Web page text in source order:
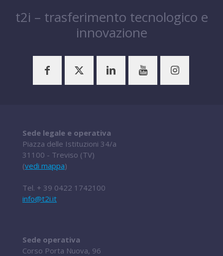
t2i – trasferimento tecnologico e
innovazione
Sede legale e operativa
Piazza delle Istituzioni 34/a
31100 - Treviso (TV)
(vedi mappa)
Tel. + 39 0422 1742100
info@t2i.it
Sede operativa
Corso Porta Nuova, 96